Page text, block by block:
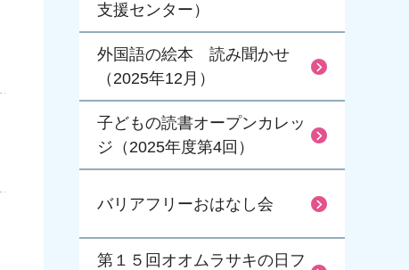
支援センター）
外国語の絵本 読み聞かせ
（2025年12月）
子どもの読書オープンカレッ
ジ（2025年度第4回）
バリアフリーおはなし会
第１５回オオムラサキの日フ